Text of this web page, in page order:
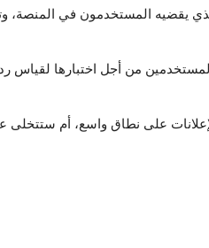
يقضيه المستخدمون في المنصة،
من أجل اختبارها لقياس
على نطاق واسع، أم ستتخلى